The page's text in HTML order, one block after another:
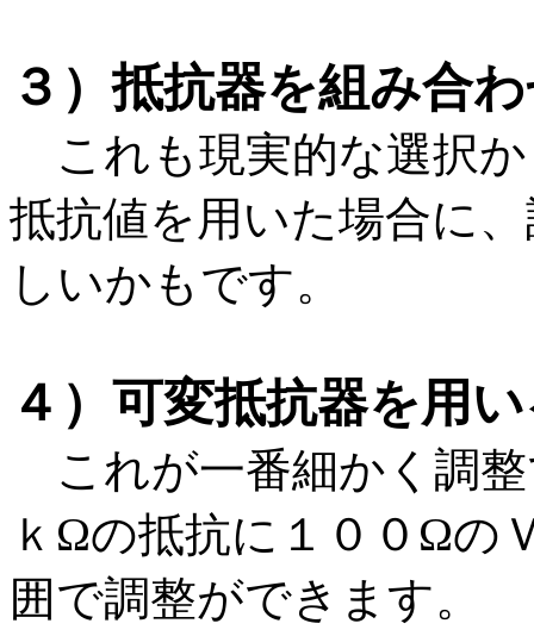
３）抵抗器を組み合
これも現実的な選択
抵抗値を用いた場合に
しいかもです。
４）可変抵抗器を用
これが一番細かく調
ｋΩの抵抗に１００Ωの
囲で調整ができます。